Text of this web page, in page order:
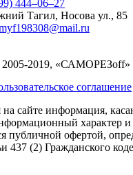
444‒06‒27
Тагил, Носова ул., 85
2019, «САМОРЕЗoff»
соглашение
на сайте информация,
характер
публичной офертой,
437 (2) Гражданского